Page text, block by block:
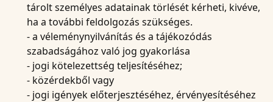
tárolt személyes adatainak törlését kérheti, kivéve,
ha a további feldolgozás szükséges.
- a véleménynyilvánítás és a tájékozódás
szabadságához való jog gyakorlása
- jogi kötelezettség teljesítéséhez;
- közérdekből vagy
- jogi igények előterjesztéséhez, érvényesítéséhez